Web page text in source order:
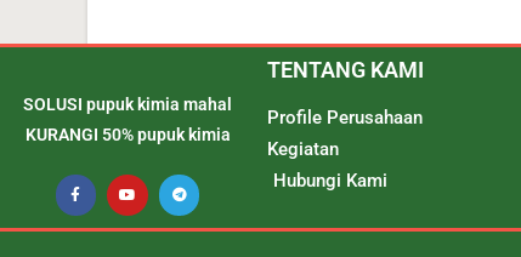
SOLUSI pupuk kimia mahal
KURANGI 50% pupuk kimia
TENTANG KAMI
Profile Perusahaan
Kegiatan
Hubungi Kami